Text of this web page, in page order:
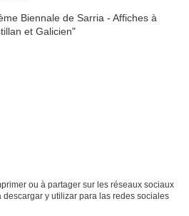
ou à partager sur les réseaux sociaux
y utilizar para las redes sociales